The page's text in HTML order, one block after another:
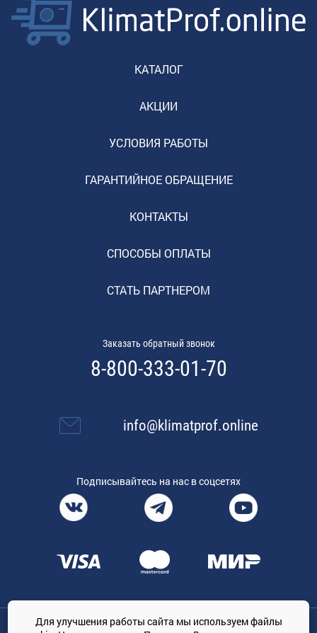
КАТАЛОГ
АКЦИИ
УСЛОВИЯ РАБОТЫ
ГАРАНТИЙНОЕ ОБРАЩЕНИЕ
КОНТАКТЫ
СПОСОБЫ ОПЛАТЫ
СТАТЬ ПАРТНЕРОМ
Заказать обратный звонок
8-800-333-01-70
info@klimatprof.online
Подписывайтесь на нас в соцсетях
Общество с ограниченной ответственностью «ТРЕЙДКОН», ОГРН:
Для улучшения работы сайта мы используем файлы